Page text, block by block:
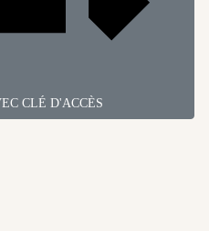
CLÉ D'ACCÈS